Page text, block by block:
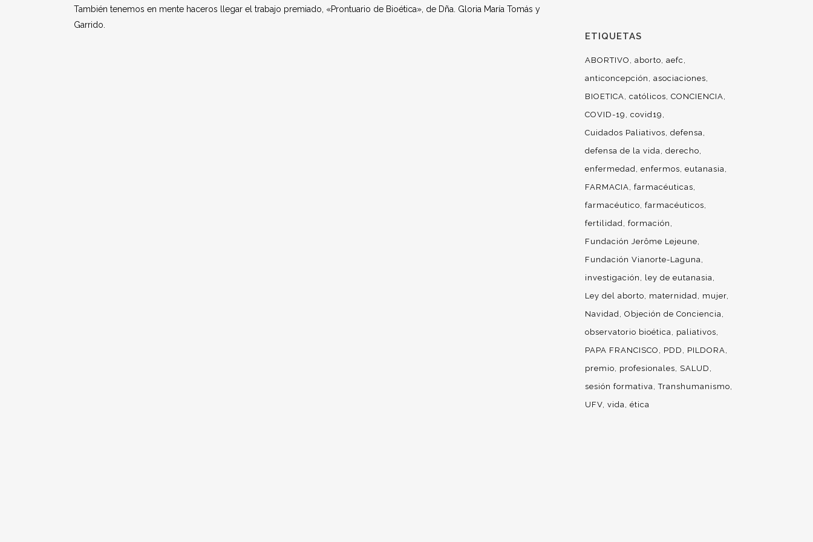
También tenemos en mente haceros llegar el trabajo premiado, «Prontuario de Bioética», de Dña. Gloria María Tomás y
Garrido.
ETIQUETAS
ABORTIVO aborto aefc
anticoncepción
asociaciones
BIOETICA católicos CONCIENCIA
COVID-19
covid19
Cuidados Paliativos defensa
defensa de la vida derecho
enfermedad enfermos eutanasia
FARMACIA farmacéuticas
farmacéutico farmacéuticos
fertilidad formación
Fundación Jerôme Lejeune
Fundación Vianorte-Laguna
investigación
ley de eutanasia
Ley del aborto
maternidad
mujer
Navidad Objeción de Conciencia
observatorio bioética
paliativos
PAPA FRANCISCO
PDD
PILDORA
premio
profesionales
SALUD
sesión formativa Transhumanismo
UFV vida ética